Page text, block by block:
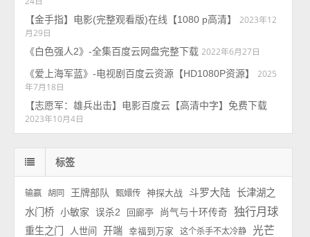
【金手指】电影(完整观看版)在线【1080 p高清】
2023年12
月29日
《白色强人2》-全集百度云网盘完整下载 2022年6月27日
《爱上海军蓝》-电视剧百度云资源【HD1080P资源】
2025
年7月18日
【志愿军：雄兵出击】电影百度云【高清中字】免费下载
2023年10月4日
标签
输赢 胡同 王牌部队 甄嬛传 神探大战 斗罗大陆 长津湖之
水门桥 小敏家 误杀2 回廊亭 尚气与十环传奇 独行月球
重生之门 人世间 开端 幸福到万家 这个杀手不太冷静 光芒